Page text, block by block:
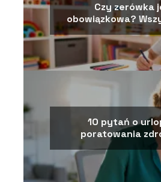
Czy zerówka
obowiązkowa?
musisz
10 pytań o
poratowania
najważniejsze